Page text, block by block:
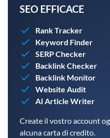
SEO EFFICACE
Rank Tracker
Keyword Finder
SERP Checker
Backlink Checker
Backlink Monitor
Website Audit
AI Article Writer
Create il vostro account
alcuna carta di credito.